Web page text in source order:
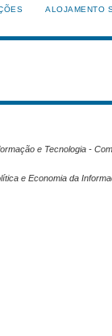
ALOJAMENTO
e Tecnologia -
e Economia da